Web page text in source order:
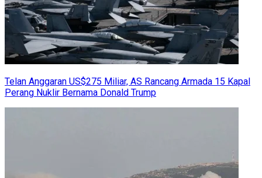
Telan Anggaran US$275 Miliar, AS Rancang Armada 15 Kapal
Perang Nuklir Bernama Donald Trump